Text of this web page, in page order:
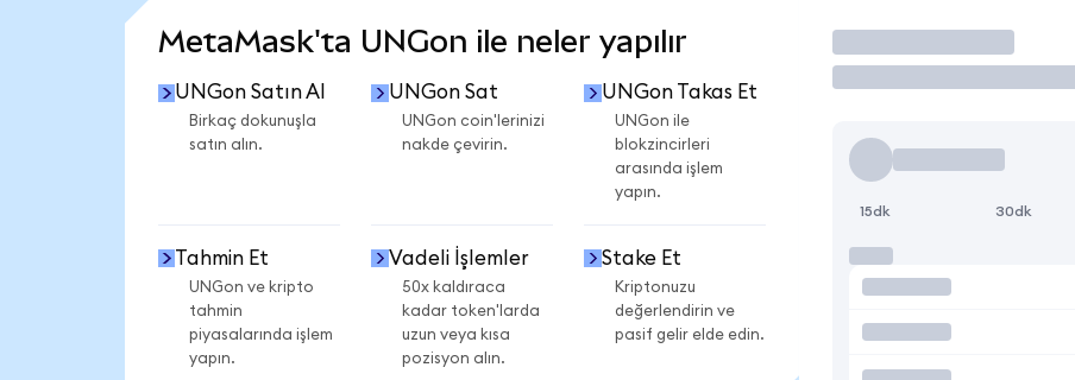
MetaMask'ta UNGon ile neler yapılır
UNGon Satın Al
Birkaç dokunuşla
satın alın.
UNGon Sat
UNGon coin'lerinizi
nakde çevirin.
UNGon Takas Et
UNGon ile
blokzincirleri
arasında işlem
yapın.
Tahmin Et
UNGon ve kripto
tahmin
piyasalarında işlem
yapın.
Vadeli İşlemler
50x kaldıraca
kadar token'larda
uzun veya kısa
pozisyon alın.
Stake Et
Kriptonuzu
değerlendirin ve
pasif gelir elde edin.
İşlem Yap
15dk 30dk